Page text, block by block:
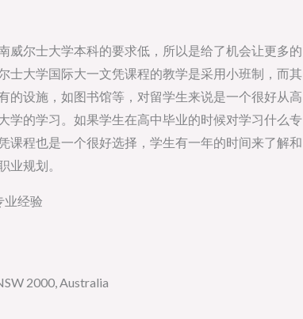
威尔士大学本科的要求低，所以是给了机会让更多的
士大学国际大一文凭课程的教学是采用小班制，而其
的设施，如图书馆等，对留学生来说是一个很好从高
学的学习。如果学生在高中毕业的时候对学习什么专
课程也是一个很好选择，学生有一年的时间来了解和
业规划。
业经验
2000, Australia